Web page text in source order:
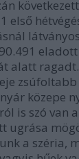
első
alatt
közepe
is szó van a
ugrása
a széria,